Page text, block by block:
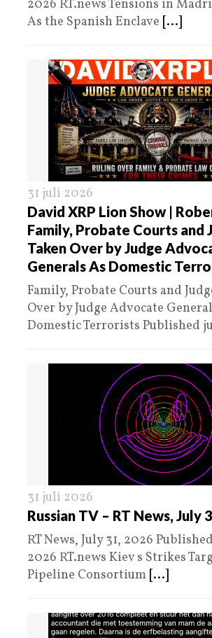
2026 RT.news Tensions in
As the Spanish Enclave [...]
31 juli 2026
David XRP Lion Show |
Family, Probate Courts and
Taken Over by Judge
Generals As Domestic
Family, Probate Courts and
Over by Judge Advocate
Domestic Terrorists Published
31 juli 2026
Russian TV – RT News, July
RT News, July 31, 2026
2026 RT.news Kiev s Strikes
Pipeline Consortium [...]